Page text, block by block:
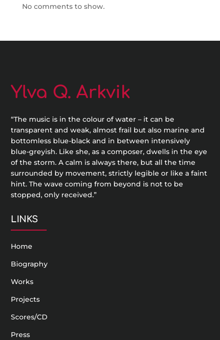
No comments to show.
Ylva Q. Arkvik
“The music is in the colour of water – it can be
transparent and weak, almost frail but also marine and
bottomless blue-black and in between intensively
blue-greyish. Like she, as a composer, dwells in the eye
of the storm. A calm is always there, but all the time
surrounded by movement, strictly legible or like a faint
hint. The wave coming from beyond is not to be
stopped, only received.”
LINKS
Home
Biography
Works
Projects
Scores/CD
Press